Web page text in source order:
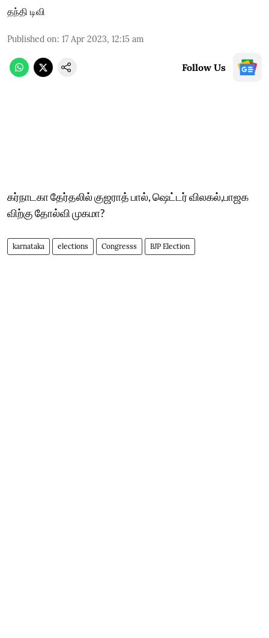
தந்தி டிவி
Published on: 17 Apr 2023, 12:15 am
Follow Us
கர்நாடகா தேர்தலில் குஜராத் பால், ஷெட்டர் விலகல்,பாஜக
விற்கு தோல்வி முகமா?
karnataka elections Congresss BJP Election